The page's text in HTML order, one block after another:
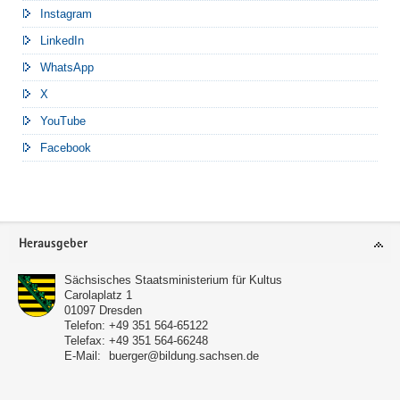
Instagram
LinkedIn
WhatsApp
X
YouTube
Facebook
Footer-
Herausgeber
Sächsisches Staatsministerium für Kultus
Carolaplatz 1
01097 Dresden
Telefon: +49 351 564-65122
Telefax: +49 351 564-66248
E-Mail:
buerger@bildung.sachsen.de